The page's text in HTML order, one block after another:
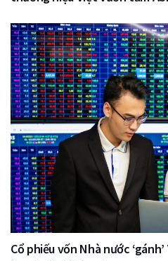
Cổ phiếu vốn Nhà nước